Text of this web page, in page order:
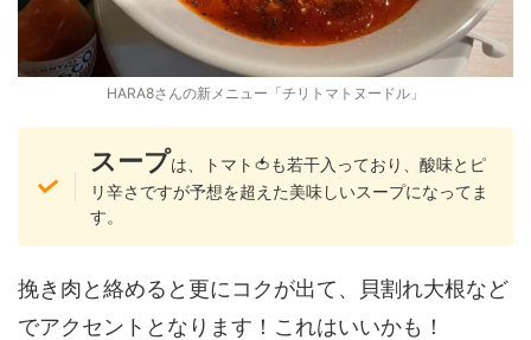
HARA8さんの新メニュー「チリトマトヌードル」
スープは、トマト🍅も若干入っており、酸味とピ
リ辛さですが予想を超えた美味しいスープになってま
す。
挽き肉と絡めると更にコクが出て、貝割れ大根など
でアクセントとなります！これはいいかも！